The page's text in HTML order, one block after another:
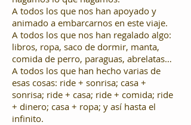
A todos los que nos han apoyado y
animado a embarcarnos en este viaje.
A todos los que nos han regalado algo:
libros, ropa, saco de dormir, manta,
comida de perro, paraguas, abrelatas…
A todos los que han hecho varias de
esas cosas: ride + sonrisa; casa +
sonrisa; ride + casa; ride + comida; ride
+ dinero; casa + ropa; y así hasta el
infinito.